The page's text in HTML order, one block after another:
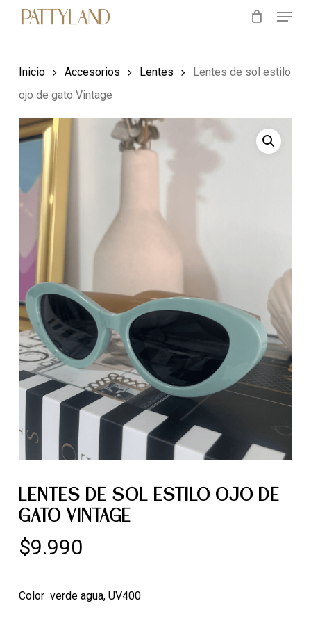
content
Menu
Inicio Accesorios Lentes
Lentes de sol estilo
ojo de gato Vintage
LENTES DE SOL ESTILO OJO DE
GATO VINTAGE
$9.990
Color verde agua, UV400